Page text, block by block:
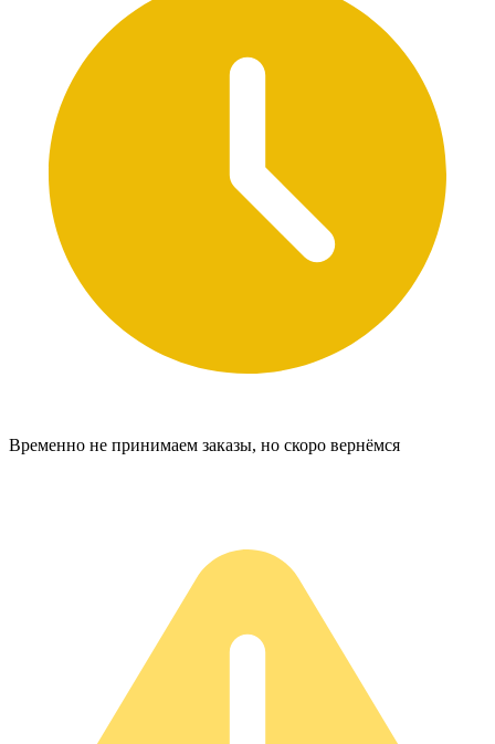
Временно не принимаем заказы, но скоро вернёмся